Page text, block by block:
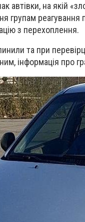
автівки, на якій
групам реагування
з перехоплення.
та при
інформація про